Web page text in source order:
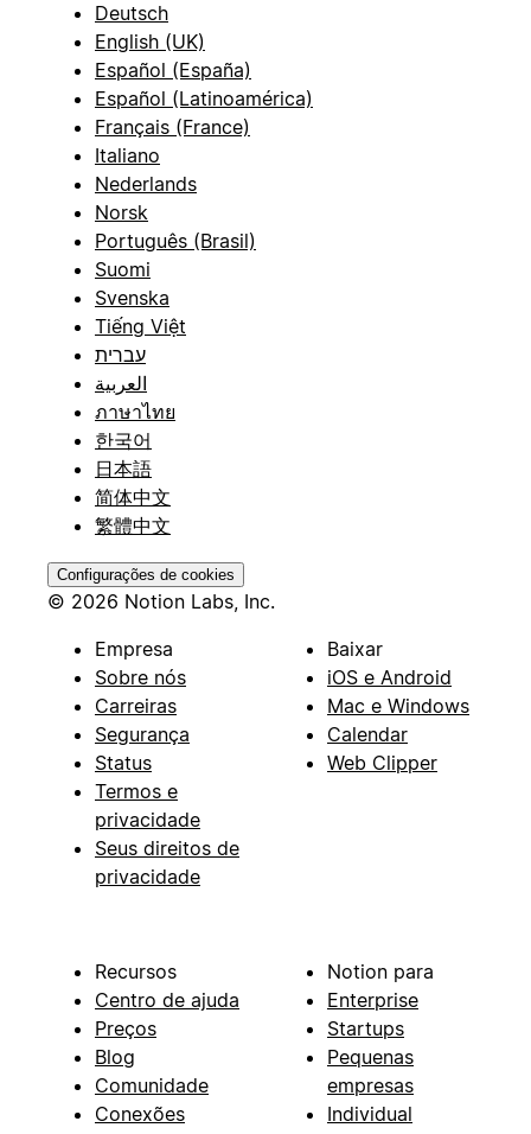
Deutsch
English (UK)
Español (España)
Español (Latinoamérica)
Français (France)
Italiano
Nederlands
Norsk
Português (Brasil)
Suomi
Svenska
Tiếng Việt
עברית
العربية
ภาษาไทย
한국어
日本語
简体中文
繁體中文
Configurações de cookies
© 2026 Notion Labs, Inc.
Empresa
Sobre nós
Carreiras
Segurança
Status
Termos e
privacidade
Seus direitos de
privacidade
Baixar
iOS e Android
Mac e Windows
Calendar
Web Clipper
Recursos
Centro de ajuda
Preços
Blog
Comunidade
Conexões
Notion para
Enterprise
Startups
Pequenas
empresas
Individual